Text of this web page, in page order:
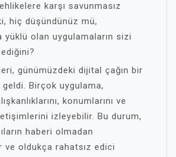
karşı savunmasız
hiç düşündünüz mü,
olan uygulamaların sizi
günümüzdeki dijital çağın bir
Birçok uygulama,
konumlarını ve
izleyebilir. Bu durum,
haberi olmadan
ve oldukça rahatsız edici